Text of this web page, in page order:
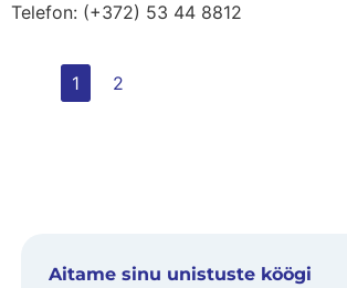
Telefon: (+372) 53 44 8812
1 2
Aitame sinu unistuste köögi